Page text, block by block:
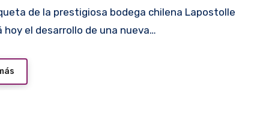
hoy el desarrollo de una nueva…